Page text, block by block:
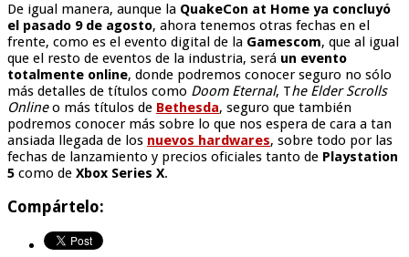
De igual manera, aunque la QuakeCon at Home ya concluyó
el pasado 9 de agosto, ahora tenemos otras fechas en el
frente, como es el evento digital de la Gamescom, que al igual
que el resto de eventos de la industria, será un evento
totalmente online, donde podremos conocer seguro no sólo
más detalles de títulos como Doom Eternal, The Elder Scrolls
Onlineo más títulos de Bethesda, seguro que también
podremos conocer más sobre lo que nos espera de cara a tan
ansiada llegada de los nuevos hardwares, sobre todo por las
fechas de lanzamiento y precios oficiales tanto de Playstation
5 como de Xbox Series X.
Compártelo: